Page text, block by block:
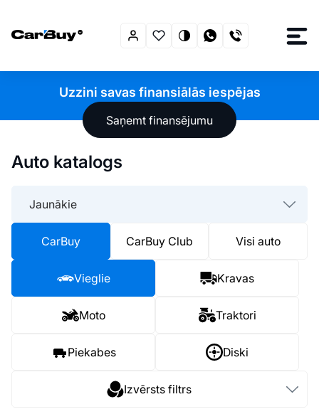
Uzzini savas finansiālās iespējas
Saņemt finansējumu
Auto katalogs
Jaunākie
CarBuy CarBuy Club Visi auto
Vieglie Kravas
Moto Traktori
Piekabes Diski
Izvērsts filtrs